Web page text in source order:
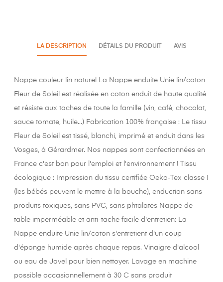
LA DESCRIPTION DÉTAILS DU PRODUIT AVIS
Nappe couleur lin naturel La Nappe enduite Unie lin/coton
Fleur de Soleil est réalisée en coton enduit de haute qualité
et résiste aux taches de toute la famille (vin, café, chocolat,
sauce tomate, huile...) Fabrication 100% française : Le tissu
Fleur de Soleil est tissé, blanchi, imprimé et enduit dans les
Vosges, à Gérardmer. Nos nappes sont confectionnées en
France c'est bon pour l'emploi et l'environnement ! Tissu
écologique : Impression du tissu certifiée Oeko-Tex classe I
(les bébés peuvent le mettre à la bouche), enduction sans
produits toxiques, sans PVC, sans phtalates Nappe de
table imperméable et anti-tache facile d'entretien: La
Nappe enduite Unie lin/coton s'entretient d'un coup
d'éponge humide après chaque repas. Vinaigre d'alcool
ou eau de Javel pour bien nettoyer. Lavage en machine
possible occasionnellement à 30 C sans produit